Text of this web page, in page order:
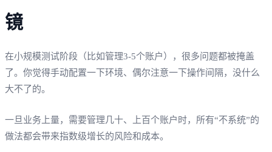
镜
在小规模测试阶段（比如管理3-5个账户），很多问题都被掩盖
了。你觉得手动配置一下环境、偶尔注意一下操作间隔，没什么
大不了的。
一旦业务上量，需要管理几十、上百个账户时，所有“不系统”的
做法都会带来指数级增长的风险和成本。